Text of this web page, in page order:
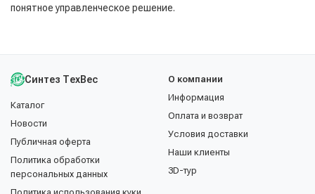
понятное управленческое решение.
Синтез ТехВес
Каталог
Новости
Публичная оферта
Политика обработки
персональных данных
О компании
Информация
Оплата и возврат
Условия доставки
Наши клиенты
3D-тур